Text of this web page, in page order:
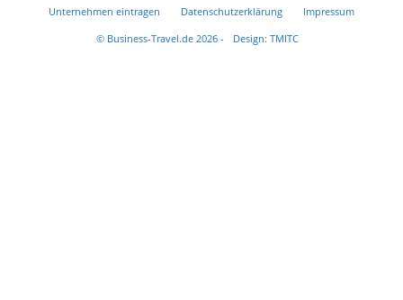
Unternehmen eintragen Datenschutzerklärung
Impressum
© Business-Travel.de 2026 -
Design: TMITC